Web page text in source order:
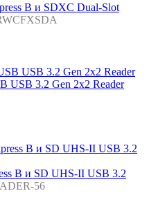
B и SDXC Dual-Slot
USB 3.2 Gen 2x2 Reader
B и SD UHS-II USB 3.2
56